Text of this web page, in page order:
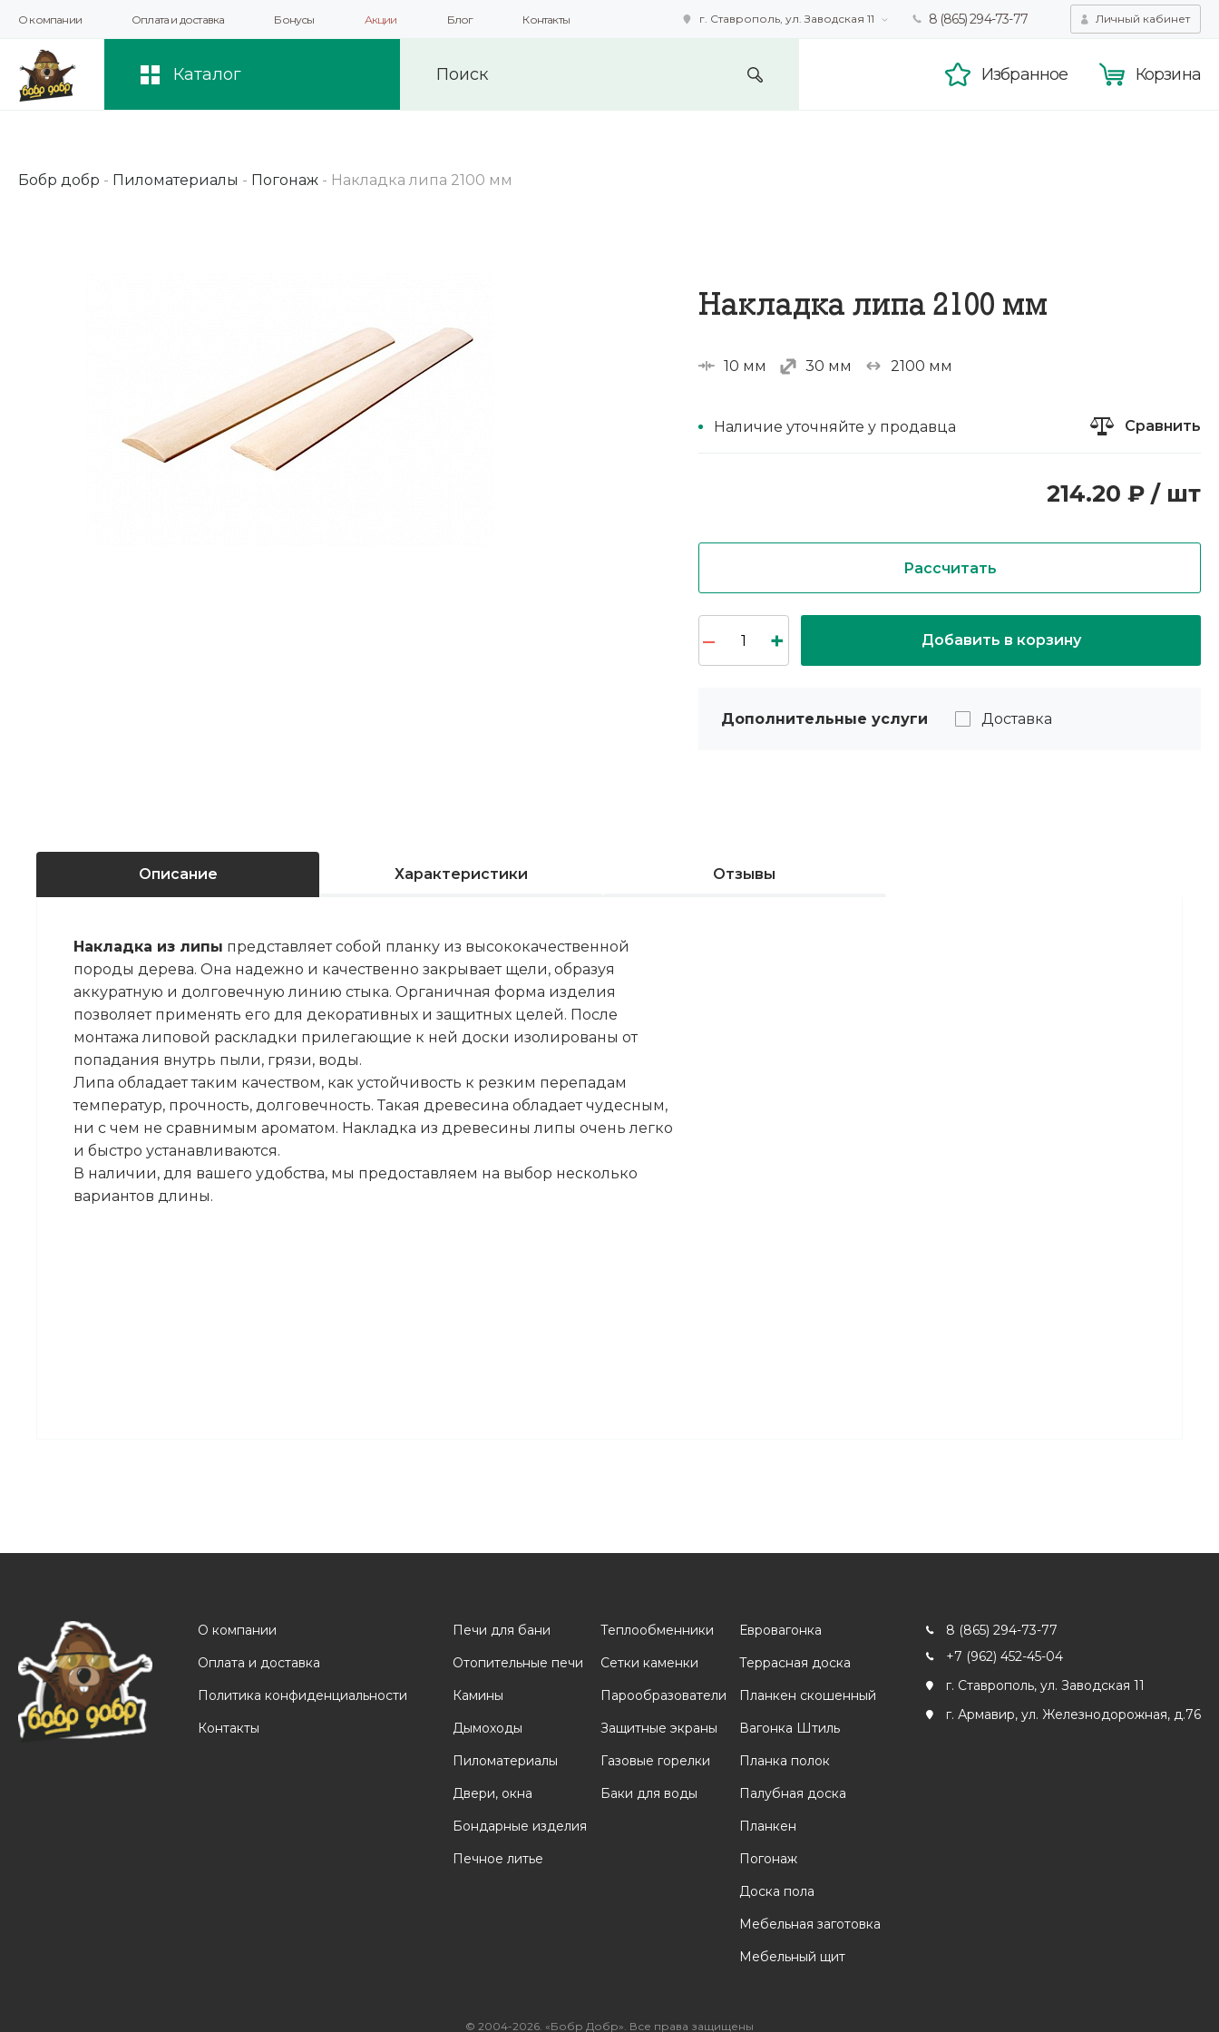
О компании Оплата и доставка Бонусы Акции Блог Контакты г. Ставрополь, ул. Заводская 11 8 (865) 294-73-77 Личный кабинет
Каталог Избранное Корзина
Бобр добр - Пиломатериалы - Погонаж - Накладка липа 2100 мм
Накладка липа 2100 мм
10 мм 30 мм 2100 мм
Наличие уточняйте у продавца Сравнить
214.20 ₽ / шт
Рассчитать
Добавить в корзину
Дополнительные услуги Доставка
Описание Характеристики Отзывы
Накладка из липы представляет собой планку из высококачественной
породы дерева. Она надежно и качественно закрывает щели, образуя
аккуратную и долговечную линию стыка. Органичная форма изделия
позволяет применять его для декоративных и защитных целей. После
монтажа липовой раскладки прилегающие к ней доски изолированы от
попадания внутрь пыли, грязи, воды.
Липа обладает таким качеством, как устойчивость к резким перепадам
температур, прочность, долговечность. Такая древесина обладает чудесным,
ни с чем не сравнимым ароматом. Накладка из древесины липы очень легко
и быстро устанавливаются.
В наличии, для вашего удобства, мы предоставляем на выбор несколько
вариантов длины.
О компании
Оплата и доставка
Политика конфиденциальности
Контакты
Печи для бани
Отопительные печи
Камины
Дымоходы
Пиломатериалы
Двери, окна
Бондарные изделия
Печное литье
Теплообменники
Сетки каменки
Парообразователи
Защитные экраны
Газовые горелки
Баки для воды
Евровагонка
Террасная доска
Планкен скошенный
Вагонка Штиль
Планка полок
Палубная доска
Планкен
Погонаж
Доска пола
Мебельная заготовка
Мебельный щит
8 (865) 294-73-77
+7 (962) 452-45-04
г. Ставрополь, ул. Заводская 11
г. Армавир, ул. Железнодорожная, д.76
© 2004-2026. «Бобр Добр». Все права защищены
Мы используем файлы cookie и другие подобные технологии для получения данных с целью сбора статистики,